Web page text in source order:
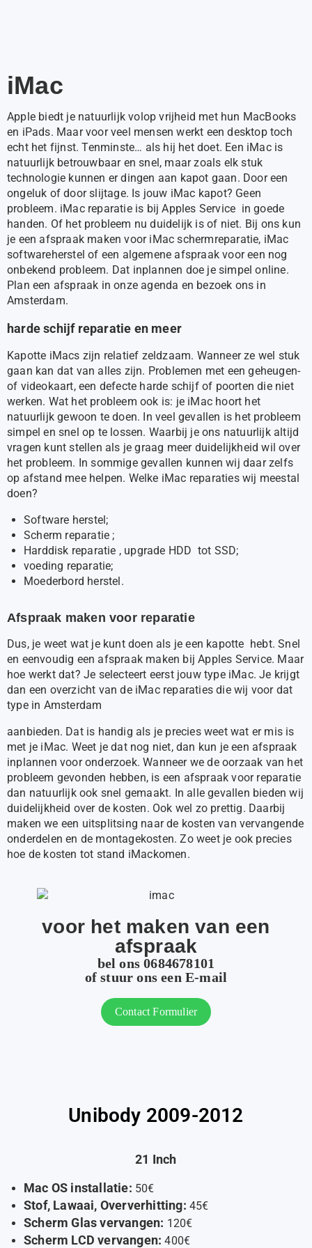
iMac
Apple biedt je natuurlijk volop vrijheid met hun MacBooks
en iPads. Maar voor veel mensen werkt een desktop toch
echt het fijnst. Tenminste… als hij het doet. Een iMac is
natuurlijk betrouwbaar en snel, maar zoals elk stuk
technologie kunnen er dingen aan kapot gaan. Door een
ongeluk of door slijtage. Is jouw iMac kapot? Geen
probleem. iMac reparatie is bij Apples Service in goede
handen. Of het probleem nu duidelijk is of niet. Bij ons kun
je een afspraak maken voor iMac schermreparatie, iMac
softwareherstel of een algemene afspraak voor een nog
onbekend probleem. Dat inplannen doe je simpel online.
Plan een afspraak in onze agenda en bezoek ons in
Amsterdam.
harde schijf reparatie en meer
Kapotte iMacs zijn relatief zeldzaam. Wanneer ze wel stuk
gaan kan dat van alles zijn. Problemen met een geheugen-
of videokaart, een defecte harde schijf of poorten die niet
werken. Wat het probleem ook is: je iMac hoort het
natuurlijk gewoon te doen. In veel gevallen is het probleem
simpel en snel op te lossen. Waarbij je ons natuurlijk altijd
vragen kunt stellen als je graag meer duidelijkheid wil over
het probleem. In sommige gevallen kunnen wij daar zelfs
op afstand mee helpen. Welke iMac reparaties wij meestal
doen?
Software herstel;
Scherm reparatie ;
Harddisk reparatie , upgrade HDD tot SSD;
voeding reparatie;
Moederbord herstel.
Afspraak maken voor reparatie
Dus, je weet wat je kunt doen als je een kapotte hebt. Snel
en eenvoudig een afspraak maken bij Apples Service. Maar
hoe werkt dat? Je selecteert eerst jouw type iMac. Je krijgt
dan een overzicht van de iMac reparaties die wij voor dat
type in Amsterdam
aanbieden. Dat is handig als je precies weet wat er mis is
met je iMac. Weet je dat nog niet, dan kun je een afspraak
inplannen voor onderzoek. Wanneer we de oorzaak van het
probleem gevonden hebben, is een afspraak voor reparatie
dan natuurlijk ook snel gemaakt. In alle gevallen bieden wij
duidelijkheid over de kosten. Ook wel zo prettig. Daarbij
maken we een uitsplitsing naar de kosten van vervangende
onderdelen en de montagekosten. Zo weet je ook precies
hoe de kosten tot stand iMackomen.
voor het maken van een
afspraak
bel ons 0684678101
of stuur ons een E-mail
Contact Formulier
Unibody 2009-2012
21 Inch
Mac OS installatie: 50€
Stof, Lawaai, Oververhitting: 45€
Scherm Glas vervangen: 120€
Scherm LCD vervangen:400€